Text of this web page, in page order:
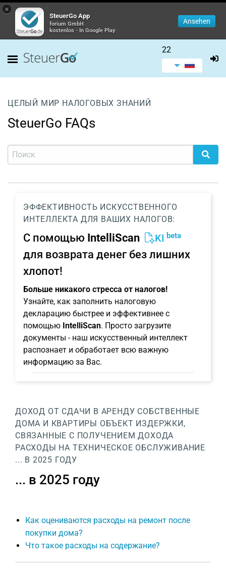
×
SteuerGo App
forium GmbH
kostenlos - In Google Play
Ansehen
22
ЦЕЛЫЙ МИР НАЛОГОВЫХ ЗНАНИЙ
SteuerGo FAQs
ЭФФЕКТИВНОСТЬ ИСКУССТВЕННОГО
ИНТЕЛЛЕКТА ДЛЯ ВАШИХ НАЛОГОВ:
С помощью IntelliScan KI beta
для возврата денег без лишних
хлопот!
Больше никакого стресса от налогов!
Узнайте, как заполнить налоговую
декларацию быстрее и эффективнее с
помощью IntelliScan. Просто загрузите
документы - наш искусственный интеллект
распознает и обработает всю важную
информацию за Вас.
ДОХОД ОТ СДАЧИ В АРЕНДУ СОБСТВЕННЫЕ
ДОМА И КВАРТИРЫ ОБЪЕКТ ИЗДЕРЖКИ,
СВЯЗАННЫЕ С ПОЛУЧЕНИЕМ ДОХОДА
РАСХОДЫ НА ТЕХНИЧЕСКОЕ ОБСЛУЖИВАНИЕ
... В 2025 ГОДУ
... в 2025 году
Как оцениваются расходы на ремонт после
покупки дома?
Что такое расходы на содержание?